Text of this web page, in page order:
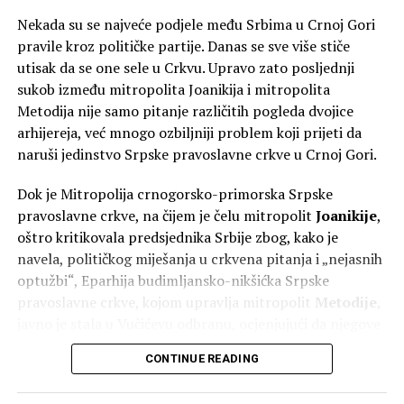
formirali Vladu bez ovih koji hoće da nas šalju kod
Satlera, prva odluka koju ću donijeti kao premijer biće
otpriznavanje Kosova. Kao premijer. Gdje bi im bio kraj
da sam ja bio premijer i od 2023, ja znam da štitim
nacionalne interese”, poručio je on.
Nekada su se najveće podjele među Srbima u Crnoj Gori
pravile kroz političke partije. Danas se sve više stiče
utisak da se one sele u Crkvu. Upravo zato posljednji
sukob između mitropolita Joanikija i mitropolita
Metodija nije samo pitanje različitih pogleda dvojice
arhijereja, već mnogo ozbiljniji problem koji prijeti da
naruši jedinstvo Srpske pravoslavne crkve u Crnoj Gori.
Dok je Mitropolija crnogorsko-primorska Srpske
pravoslavne crkve, na čijem je čelu mitropolit Joanikije,
oštro kritikovala predsjednika Srbije zbog, kako je
navela, političkog miješanja u crkvena pitanja i „nejasnih
optužbi“, Eparhija budimljansko-nikšićka Srpske
pravoslavne crkve, kojom upravlja mitropolit
Metodije
poruke doprinose očuvanju jedinstva Srpske pravoslavne
CONTINUE READING